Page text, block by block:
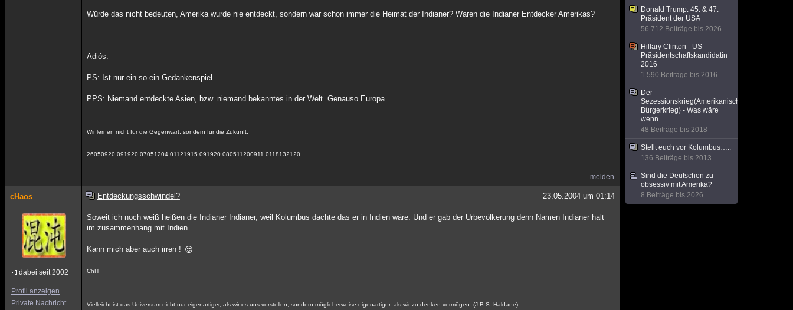
Würde das nicht bedeuten, Amerika wurde nie entdeckt, sondern war schon immer die Heimat der Indianer? Waren die Indianer Entdecker Amerikas?
Adiós.
PS: Ist nur ein so ein Gedankenspiel.
PPS: Niemand entdeckte Asien, bzw. niemand bekanntes in der Welt. Genauso Europa.
Wir lernen nicht für die Gegenwart, sondern für die Zukunft.
26050920.091920.07051204.01121915.091920.080511200911.0118132120..
melden
cHaos
dabei seit 2002
Profil anzeigen
Private Nachricht
Entdeckungsschwindel? 23.05.2004 um 01:14
Soweit ich noch weiß heißen die Indianer Indianer, weil Kolumbus dachte das er in Indien wäre. Und er gab der Urbevölkerung denn Namen Indianer halt
im zusammenhang mit Indien.
Kann mich aber auch irren !
ChH
Vielleicht ist das Universum nicht nur eigenartiger, als wir es uns vorstellen, sondern möglicherweise eigenartiger, als wir zu denken vermögen. (J.B.S. Haldane)
Donald Trump: 45. & 47.
Präsident der USA
56.712 Beiträge bis 2026
Hillary Clinton - US-
Präsidentschaftskandidatin
2016
1.590 Beiträge bis 2016
Der
Sezessionskrieg(Amerikanischer
Bürgerkrieg) - Was wäre
wenn..
48 Beiträge bis 2018
Stellt euch vor Kolumbus…..
136 Beiträge bis 2013
Sind die Deutschen zu
obsessiv mit Amerika?
8 Beiträge bis 2026